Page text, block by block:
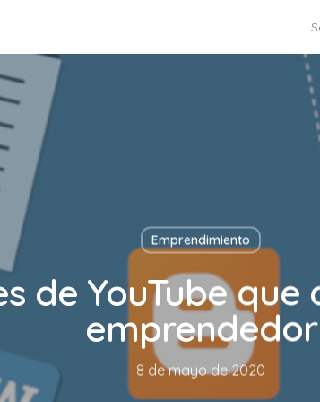
Emprendimiento
de YouTube que
emprendedor
8 de mayo de 2020